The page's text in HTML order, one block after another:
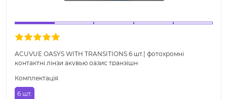
ACUVUE OASYS WITH TRANSITIONS 6 шт.| фотохромні
контактні лінзи акувью оазис транзішн
Комплектація
6 шт.